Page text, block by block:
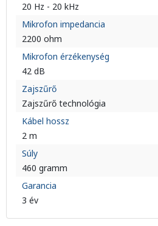
20 Hz - 20 kHz
Mikrofon impedancia
2200 ohm
Mikrofon érzékenység
42 dB
Zajszűrő
Zajszűrő technológia
Kábel hossz
2 m
Súly
460 gramm
Garancia
3 év